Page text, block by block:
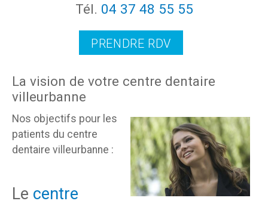
Tél. 04 37 48 55 55
PRENDRE RDV
La vision de votre centre dentaire
villeurbanne
Nos objectifs pour les
patients du centre
dentaire villeurbanne :
Le centre